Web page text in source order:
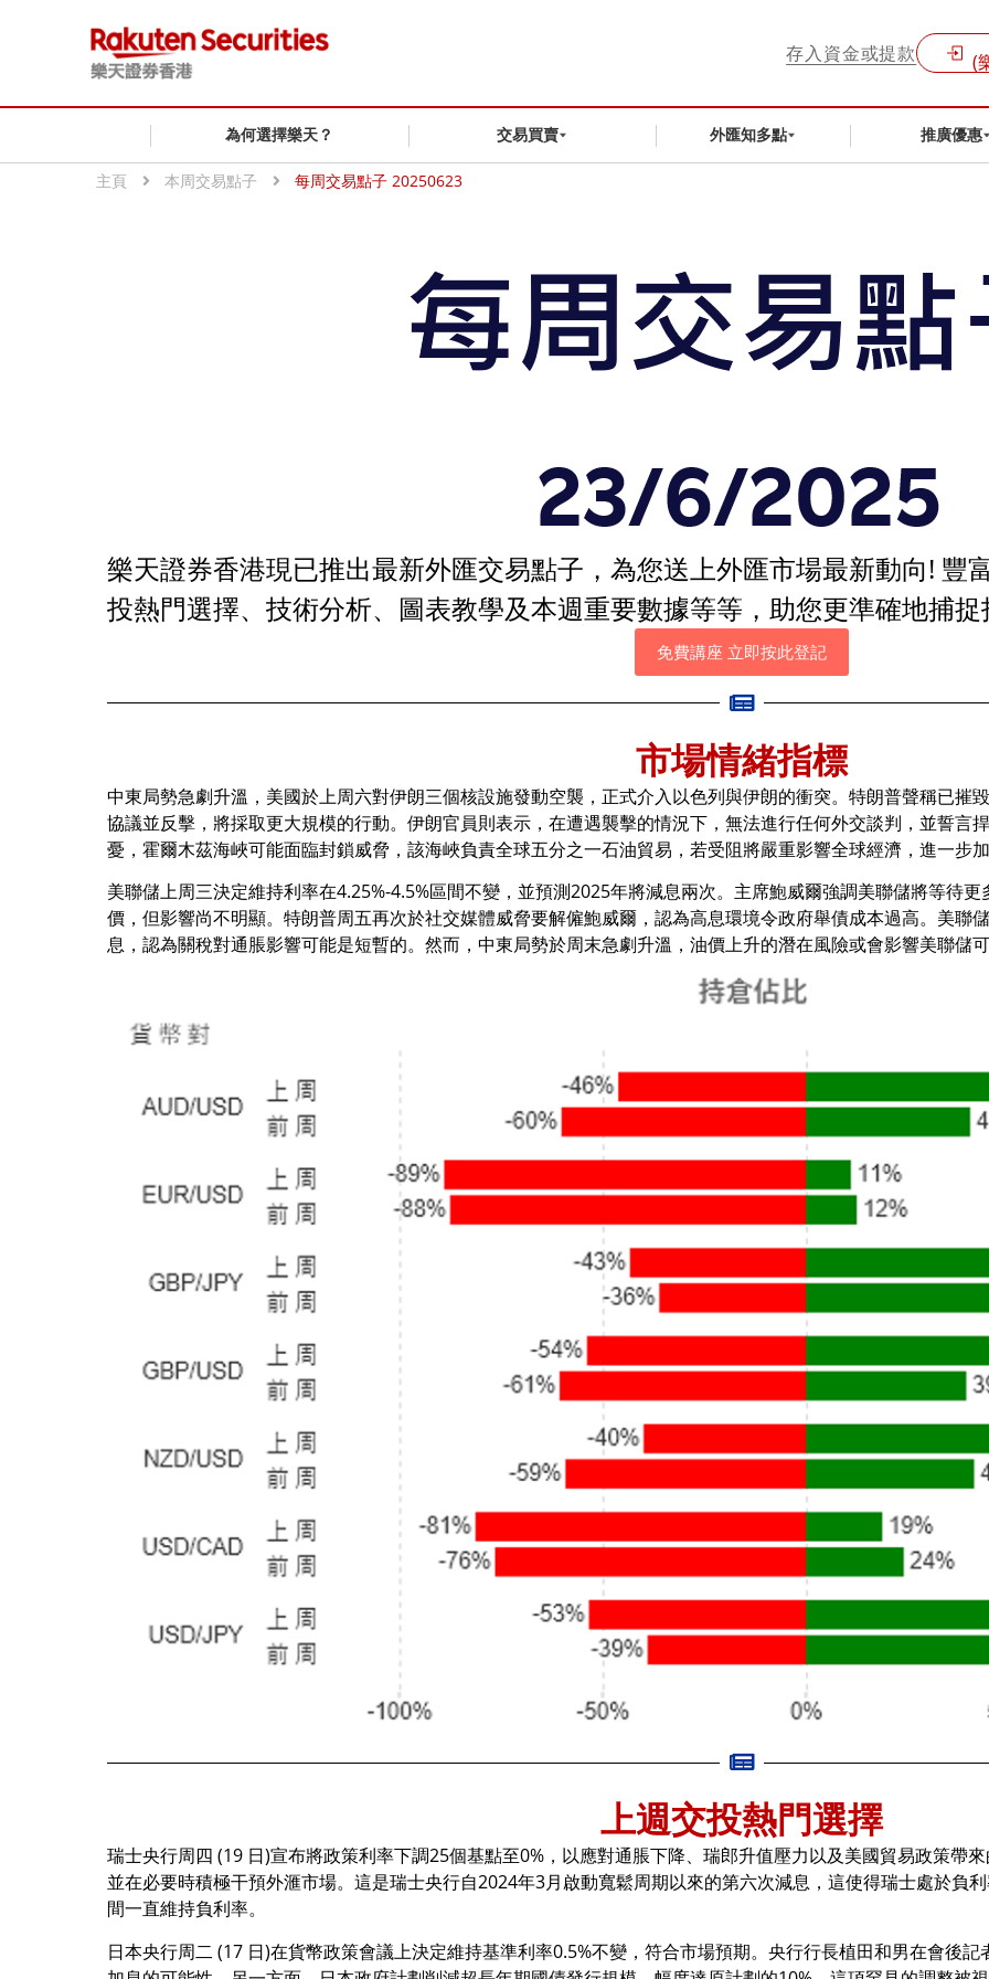
存入資金或提款 (
為何選擇樂天？ 交易買賣 外匯知多點 推廣優惠
主頁 本周交易點子 每周交易點子 20250623
樂天證券香港現已推出最新外匯交易點子，為您送上外匯市場最新動向! 豐
投熱門選擇、技術分析、圖表教學及本週重要數據等等，助您更準確地捕
免費講座 立即按此登記
市場情緒指標
中東局勢急劇升溫，美國於上周六對伊朗三個核設施發動空襲，正式介入以色列與伊朗的衝突。特朗普聲稱已摧
協議並反擊，將採取更大規模的行動。伊朗官員則表示，在遭遇襲擊的情況下，無法進行任何外交談判，並誓言
憂，霍爾木茲海峽可能面臨封鎖威脅，該海峽負責全球五分之一石油貿易，若受阻將嚴重影響全球經濟，進一步
美聯儲上周三決定維持利率在4.25%-4.5%區間不變，並預測2025年將減息兩次。主席鮑威爾強調美聯儲將等待
價，但影響尚不明顯。特朗普周五再次於社交媒體威脅要解僱鮑威爾，認為高息環境令政府舉債成本過高。美聯
息，認為關稅對通脹影響可能是短暫的。然而，中東局勢於周末急劇升溫，油價上升的潛在風險或會影響美聯儲
上週交投熱門選擇
瑞士央行周四 (19 日)宣布將政策利率下調25個基點至0%，以應對通脹下降、瑞郎升值壓力以及美國貿易政策帶
並在必要時積極干預外滙市場。這是瑞士央行自2024年3月啟動寬鬆周期以來的第六次減息，這使得瑞士處於負
間一直維持負利率。
日本央行周二 (17 日)在貨幣政策會議上決定維持基準利率0.5%不變，符合市場預期。央行行長植田和男在會後